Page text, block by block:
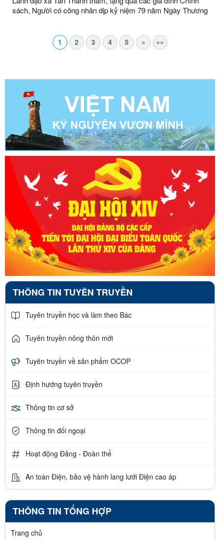
sách, Người có công nhân dịp kỷ niệm 79 năm Ngày Thương
1 2 3 4 5 » »»
THÔNG TIN TUYÊN TRUYỀN
Tuyên truyền học và làm theo Bác
Tuyên truyền nông thôn mới
Tuyên truyền về sản phẩm OCOP
Định hướng tuyên truyền
Thông tin cơ sở
Thông tin đối ngoại
Hoạt động Đảng - Đoàn thể
An toàn Điện, bảo vệ hành lang lưới Điện cao áp
THÔNG TIN TỔNG HỢP
Trang chủ